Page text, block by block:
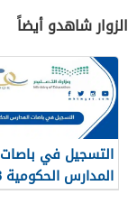
الزوار شاهدو أيضاً
التسجيل في باصات
المدارس الحكومية 1448